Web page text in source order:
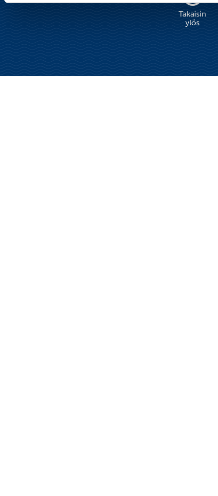
Takaisin
ylös